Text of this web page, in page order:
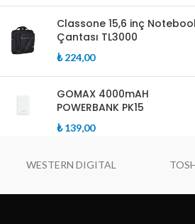
Classone 15,6 inç
Çantası TL3000
₺224,00
GOMAX 4000mAH
POWERBANK PK15
₺139,00
WESTERN DIGITAL